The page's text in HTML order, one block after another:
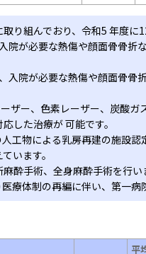
り組んでおり、令和5 年度
院が必要な熱傷や顔面骨骨折
入院が必要な熱傷や顔面骨骨
ザー、色素レーザー、炭酸
した治療が 可能です。
工物による乳房再建の施設
います。
酔手術、全身麻酔手術を行い
療体制の再編に伴い、第一病
平